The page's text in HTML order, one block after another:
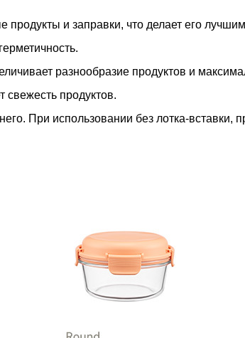
продукты и заправки, что делает его
разнообразие продуктов и
продуктов.
При использовании без лотка-